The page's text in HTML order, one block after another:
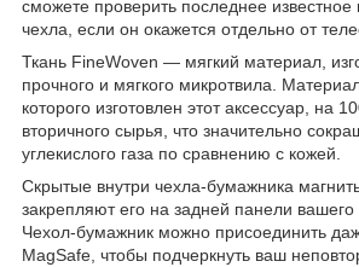
сможете проверить последнее
чехла, если он окажется отдельно от
Ткань FineWoven — мягкий материал,
прочного и мягкого микротвила.
которого изготовлен этот аксессуар, на
вторичного сырья, что значительно
углекислого газа по сравнению с кожей.
Скрытые внутри чехла‑бумажника
закрепляют его на задней панели вашего
Чехол‑бумажник можно присоединить
MagSafe, чтобы подчеркнуть ваш